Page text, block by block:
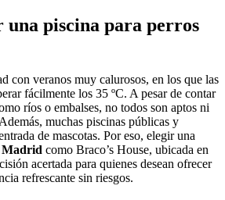
una piscina para perros
con veranos muy calurosos, en los que las
fácilmente los 35 ºC. A pesar de contar
ríos o embalses, no todos son aptos ni
muchas piscinas públicas y
de mascotas. Por eso, elegir una
Madrid como Braco’s House, ubicada en
acertada para quienes desean ofrecer
refrescante sin riesgos.